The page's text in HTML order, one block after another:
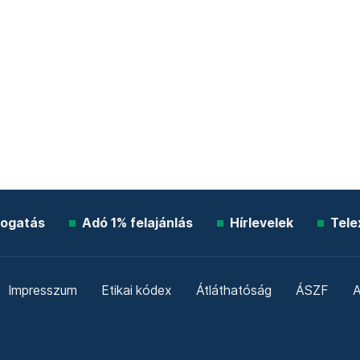
Adó 1% felajánlás Hírlevelek
Impresszum Etikai kódex Átláthatóság ÁSZF